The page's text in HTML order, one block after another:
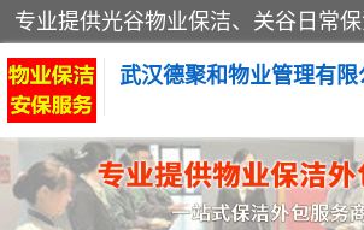
武汉德聚和物业管理有限
保洁外包